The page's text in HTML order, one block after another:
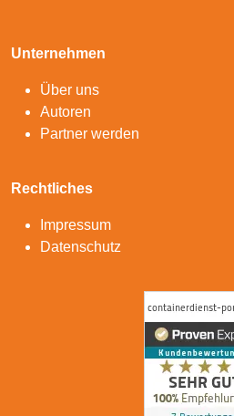
Unternehmen
Über uns
Autoren
Partner werden
Rechtliches
Impressum
Datenschutz